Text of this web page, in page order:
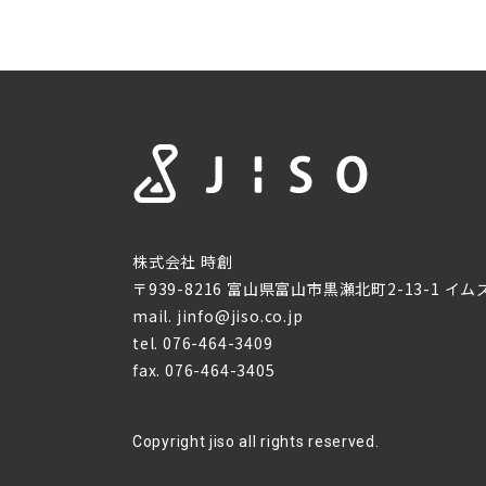
富山県富山市二
個人情報保護管理者
連絡先：076-464-3409
個人情報を提供いた
(8) クッキー等の利用
株式会社 時創
〒939-8216 富山県富山市黒瀬北町2-13-1 イム
mail. jinfo@jiso.co.jp
tel. 076-464-3409
fax. 076-464-3405
Copyright jiso all rights reserved.